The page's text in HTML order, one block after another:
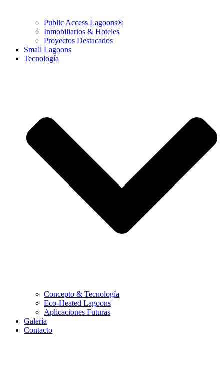
Public Access Lagoons®
Inmobiliarios & Hoteles
Proyectos Destacados
Small Lagoons
Tecnología
Concepto & Tecnología
Eco-Heated Lagoons
Aplicaciones Futuras
Galería
Contacto